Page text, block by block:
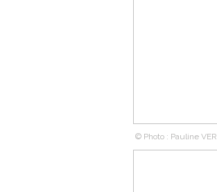
© Photo : Pauline